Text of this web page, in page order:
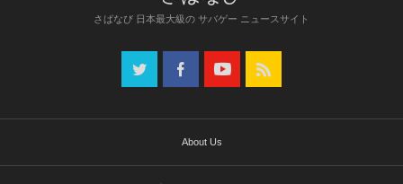
さばなび 日本最大級の サバゲー ニュースサイト
About Us